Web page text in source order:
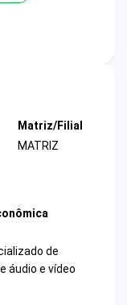
Matriz/Filial
MATRIZ
de
áudio e vídeo